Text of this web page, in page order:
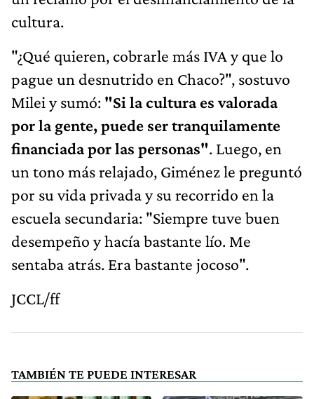
cultura.
"¿Qué quieren, cobrarle más IVA y que lo
pague un desnutrido en Chaco?", sostuvo
Milei y sumó: "Si la cultura es valorada
por la gente, puede ser tranquilamente
financiada por las personas". Luego, en
un tono más relajado, Giménez le preguntó
por su vida privada y su recorrido en la
escuela secundaria: "Siempre tuve buen
desempeño y hacía bastante lío. Me
sentaba atrás. Era bastante jocoso".
JCCL/ff
TAMBIÉN TE PUEDE INTERESAR